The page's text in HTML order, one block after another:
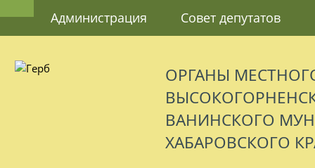
Администрация Совет депутатов
ОРГАНЫ
ВАНИНСКОГО
ХАБАРОВСКОГО